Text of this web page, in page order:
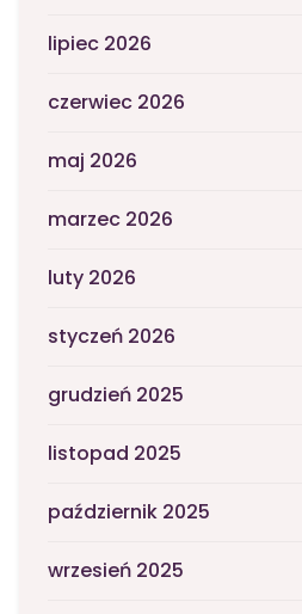
lipiec 2026
czerwiec 2026
maj 2026
marzec 2026
luty 2026
styczeń 2026
grudzień 2025
listopad 2025
październik 2025
wrzesień 2025